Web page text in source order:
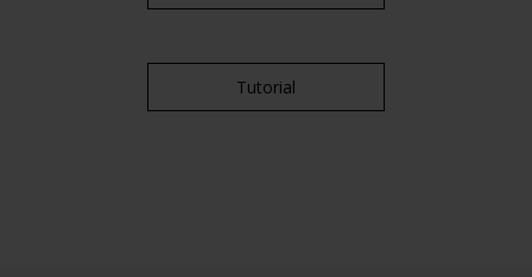
Tutorial